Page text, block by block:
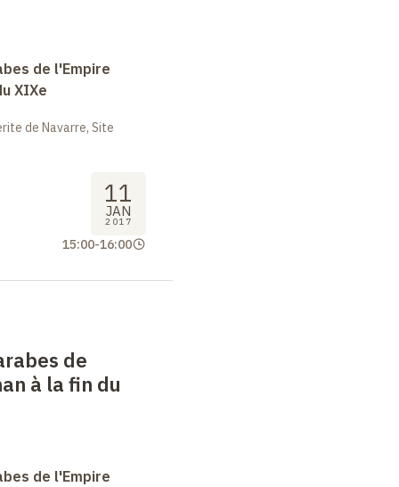
de l'Empire
XIXe
de Navarre, Site
11
JAN
2017
15:00-16:00
de
à la fin du
de l'Empire